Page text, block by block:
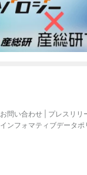
お問い合わせ プレスリリ
インフォマティブデータポ